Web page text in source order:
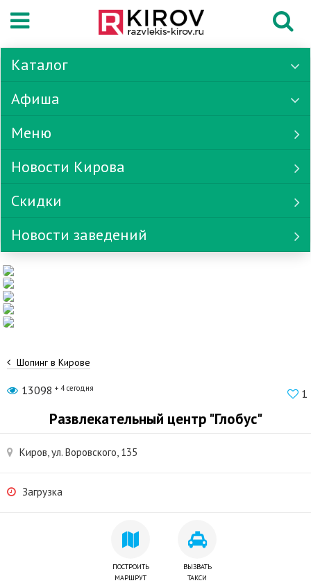
Каталог
Афиша
Меню
Новости Кирова
Скидки
Новости заведений
Шопинг в Кирове
13098 + 4 сегодня 1
Развлекательный центр "Глобус"
Киров, ул. Воровского, 135
Загрузка
ПОСТРОИТЬ
МАРШРУТ
ВЫЗВАТЬ
ТАКСИ